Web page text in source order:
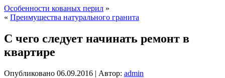
Особенности кованых перил »
« Преимущества натурального гранита
С чего следует начинать ремонт в
квартире
Опубликовано 06.09.2016 | Автор: admin